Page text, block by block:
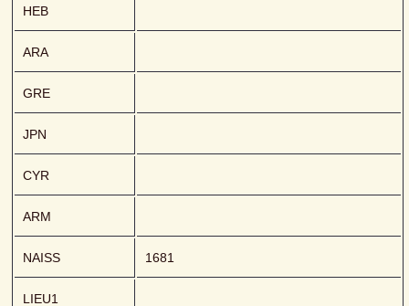
HEB
ARA
GRE
JPN
CYR
ARM
NAISS 1681
LIEU1